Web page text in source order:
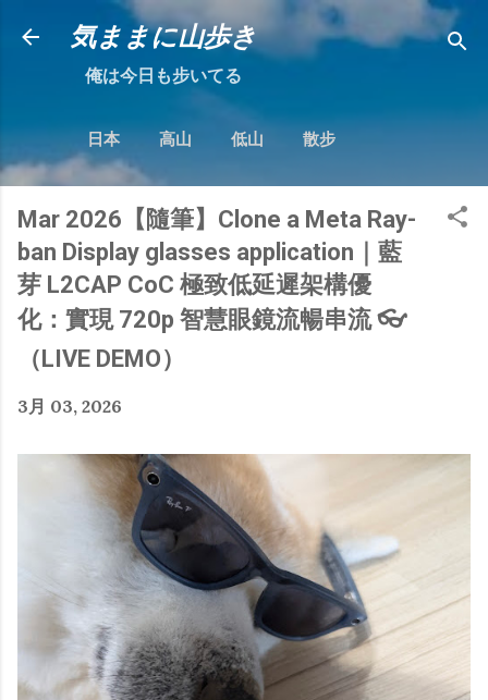
跳到主要內容
気ままに山歩き
俺は今日も步いてる
日本 高山 低山 散步
Mar 2026【隨筆】Clone a Meta Ray-
ban Display glasses application｜藍
芽 L2CAP CoC 極致低延遲架構優
化：實現 720p 智慧眼鏡流暢串流 👓
（LIVE DEMO）
3月 03, 2026